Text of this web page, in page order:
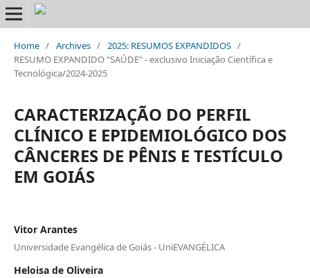
Home / Archives / 2025: RESUMOS EXPANDIDOS /
RESUMO EXPANDIDO "SAÚDE" - exclusivo Iniciação Científica e
Tecnológica/2024-2025
CARACTERIZAÇÃO DO PERFIL
CLÍNICO E EPIDEMIOLÓGICO DOS
CÂNCERES DE PÊNIS E TESTÍCULO
EM GOIÁS
Vitor Arantes
Universidade Evangélica de Goiás - UniEVANGÉLICA
Heloisa de Oliveira